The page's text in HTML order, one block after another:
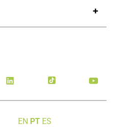
EN PT ES